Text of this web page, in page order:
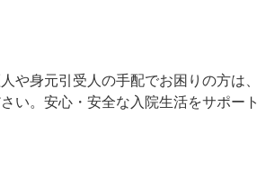
や身元引受人の手配でお困りの方は
い。安心・安全な入院生活をサポー